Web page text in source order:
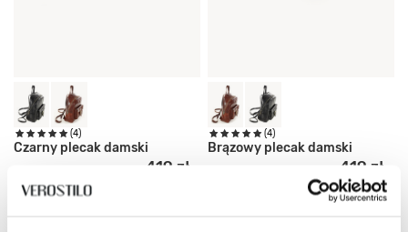
(4)
Czarny plecak damski
419 zł
Najniższa cena:589 zł
Cena regularna:589 zł
(4)
Brązowy plecak damski
419 zł
589 zł-28%
-29%